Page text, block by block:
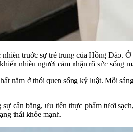
trước sự trẻ trung của Hồng Đào.
nhiều người cảm nhận rõ sức sống
nằm ở thói quen sống kỷ luật. Mỗi
cân bằng, ưu tiên thực phẩm tươi
thái khỏe mạnh.